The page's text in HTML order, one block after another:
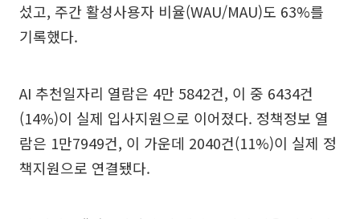
섰고, 주간 활성사용자 비율(WAU/MAU)도 63%를
기록했다.
AI 추천일자리 열람은 4만 5842건, 이 중 6434건
(14%)이 실제 입사지원으로 이어졌다. 정책정보 열
람은 1만7949건, 이 가운데 2040건(11%)이 실제 정
책지원으로 연결됐다.